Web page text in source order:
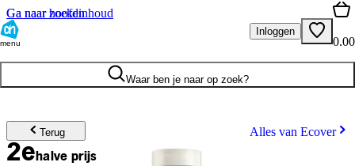
Ga naar hoofdinhoud
Ga naar zoeken
menu
Inloggen
0.00
Waar ben je naar op zoek?
Terug Alles van Ecover
2ehalve prijs